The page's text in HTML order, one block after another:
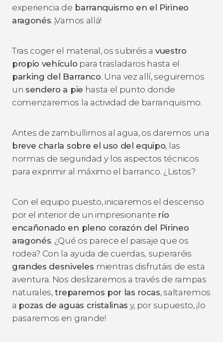
experiencia de barranquismo en el Pirineo
aragonés. ¡Vamos allá!
Tras coger el material, os subiréis a vuestro
propio vehículo para trasladaros hasta el
parking del Barranco. Una vez allí, seguiremos
un sendero a pie hasta el punto donde
comenzaremos la actividad de barranquismo.
Antes de zambullirnos al agua, os daremos una
breve charla sobre el uso del equipo, las
normas de seguridad y los aspectos técnicos
para exprimir al máximo el barranco. ¿Listos?
Con el equipo puesto, iniciaremos el descenso
por el interior de un impresionante río
encañonado en pleno corazón del Pirineo
aragonés. ¿Qué os parece el paisaje que os
rodea? Con la ayuda de cuerdas, superaréis
grandes desniveles mientras disfrutáis de esta
aventura. Nos deslizaremos a través de rampas
naturales,treparemos por las rocas, saltaremos
a pozas de aguas cristalinas y, por supuesto, ¡lo
pasaremos en grande!